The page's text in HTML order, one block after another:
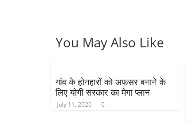
You May Also Like
गांव के होनहारों को अफसर बनाने के
लिए योगी सरकार का मेगा प्लान
July 11, 2026 0